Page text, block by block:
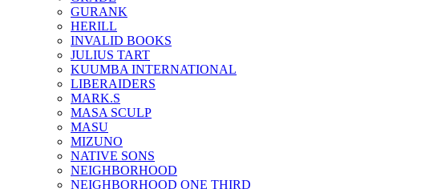
GURANK
HERILL
INVALID BOOKS
JULIUS TART
KUUMBA INTERNATIONAL
LIBERAIDERS
MARK.S
MASA SCULP
MASU
MIZUNO
NATIVE SONS
NEIGHBORHOOD
NEIGHBORHOOD ONE THIRD